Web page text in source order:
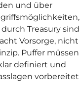
und über
Treasury sind
Vorsorge, nicht
Puffer müssen
definiert und
vorbereitet